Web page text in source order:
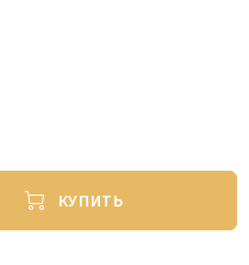
КУПИТЬ